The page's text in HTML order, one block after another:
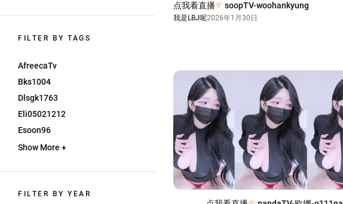
FILTER BY TAGS
AfreecaTv
Bks1004
Dlsgk1763
Eli05021212
Esoon96
Show More +
FILTER BY YEAR
年4月4日
点我看直播 soopTV-woohankyung
我是LBJ呢2026年1月30日